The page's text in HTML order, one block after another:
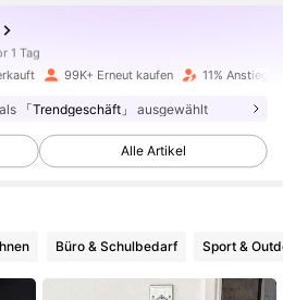
1 Tag
gefolgt99K+ Erneut kaufen 11% Anstieg
「Trendgeschäft」 ausgewählt
Alle Artikel
Büro & Schulbedarf Sport &